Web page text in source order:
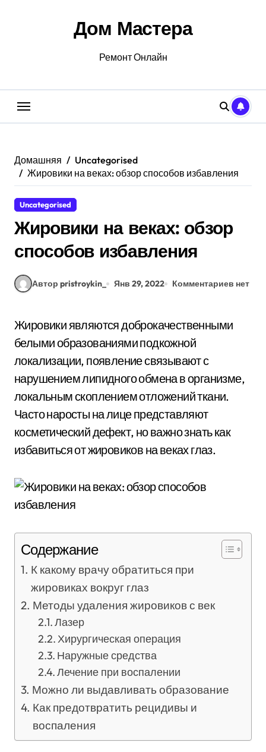
Дом Мастера
Ремонт Онлайн
Домашняя
Uncategorised
Жировики на веках: обзор способов избавления
Uncategorised
Жировики на веках: обзор
способов избавления
Автор pristroykin_ Янв 29, 2022 Комментариев нет
Жировики являются доброкачественными
белыми образованиями подкожной
локализации, появление связывают с
нарушением липидного обмена в организме,
локальным скоплением отложений ткани.
Часто наросты на лице представляют
косметический дефект, но важно знать как
избавиться от жировиков на веках глаз.
Содержание
К какому врачу обратиться при
жировиках вокруг глаз
Методы удаления жировиков с век
Лазер
Хирургическая операция
Наружные средства
Лечение при воспалении
Можно ли выдавливать образование
Как предотвратить рецидивы и
воспаления